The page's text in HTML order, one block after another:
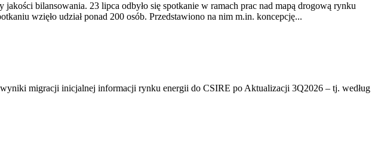
bilansowania. 23 lipca odbyło się spotkanie w ramach prac nad mapą drogową rynku
wzięło udział ponad 200 osób. Przedstawiono na nim m.in. koncepcję...
migracji inicjalnej informacji rynku energii do CSIRE po Aktualizacji 3Q2026 – tj. według